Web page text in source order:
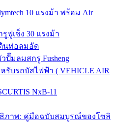
10 แรงม้า พร้อม Air
ฟูเช็ง 30 แรงม้า
นท่อลมอัด
ปั๊มลมสกรู Fusheng
รับรถบัสไฟฟ้า ( VEHICLE AIR
NxB-11
ภาพ: คู่มือฉบับสมบูรณ์ของโซลิ